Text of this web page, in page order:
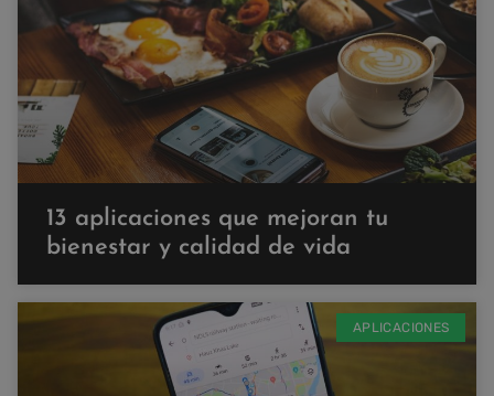
13 aplicaciones que mejoran tu
bienestar y calidad de vida
APLICACIONES